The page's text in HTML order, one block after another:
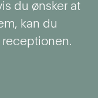
du ønsker at
kan du